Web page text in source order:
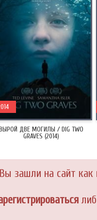
ДВЕ МОГИЛЫ / DIG TWO
GRAVES (2014)
зашли на сайт как